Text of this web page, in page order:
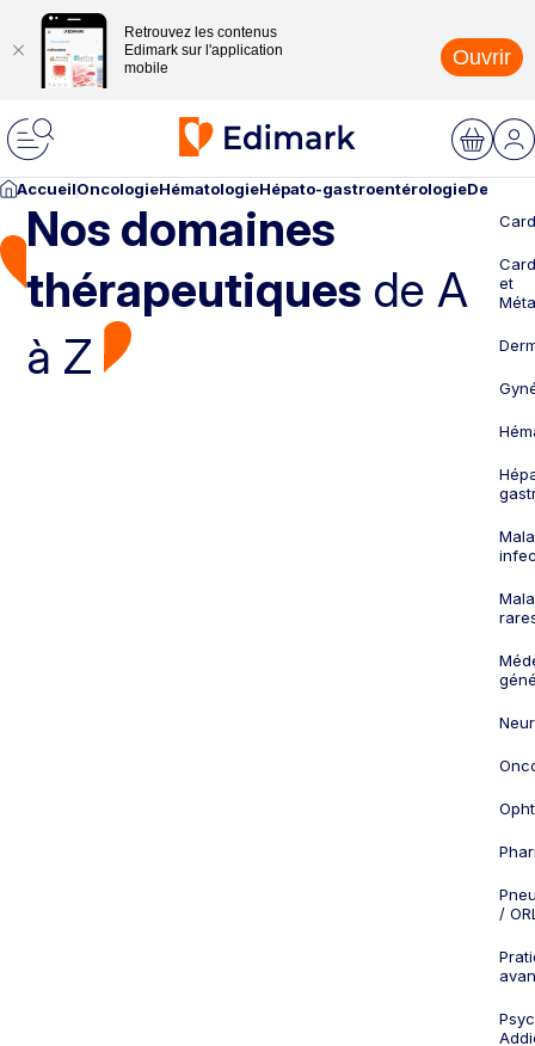
Retrouvez les contenus
Edimark sur l'application
mobile
Ouvrir
AccueilOncologieHématologieHépato-gastroentérologie
Nos domaines
thérapeutiques de A
à Z
et
/